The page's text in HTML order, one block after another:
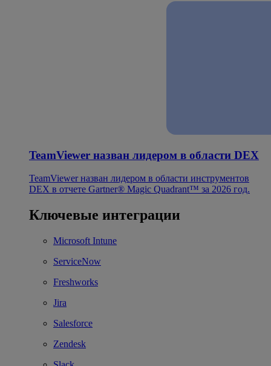
TeamViewer назван лидером в области DEX
TeamViewer назван лидером в области инструментов
DEX в отчете Gartner® Magic Quadrant™ за 2026 год.
Ключевые интеграции
Microsoft Intune
ServiceNow
Freshworks
Jira
Salesforce
Zendesk